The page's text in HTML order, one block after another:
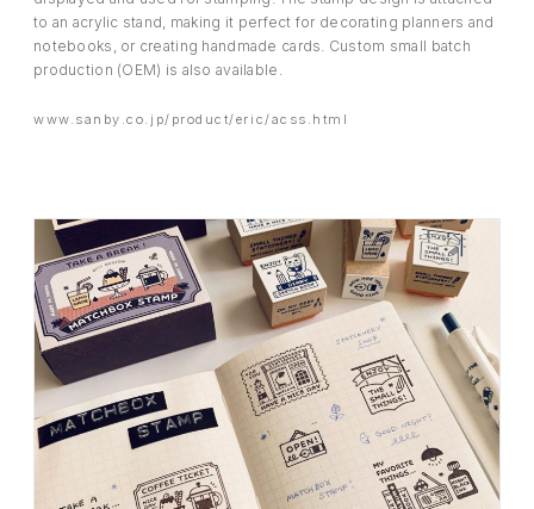
PRESS
BOOSTER
ABOUT
CONTACT
to an acrylic stand, making it perfect for decorating planners and
notebooks, or creating handmade cards. Custom small batch
production (OEM) is also available.
www.sanby.co.jp/product/eric/acss.html